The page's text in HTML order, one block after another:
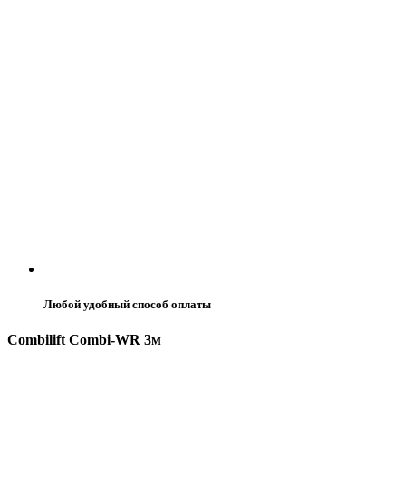
Любой удобный способ оплаты
Combilift Combi-WR 3м